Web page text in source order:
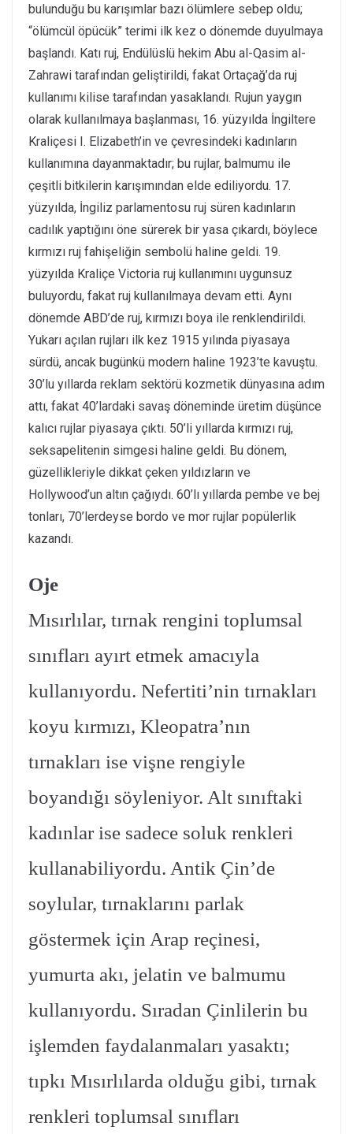
bulunduğu bu karışımlar bazı ölümlere sebep oldu;
“ölümcül öpücük” terimi ilk kez o dönemde duyulmaya
başlandı. Katı ruj, Endülüslü hekim Abu al-Qasim al-
Zahrawi tarafından geliştirildi, fakat Ortaçağ’da ruj
kullanımı kilise tarafından yasaklandı. Rujun yaygın
olarak kullanılmaya başlanması, 16. yüzyılda İngiltere
Kraliçesi I. Elizabeth’in ve çevresindeki kadınların
kullanımına dayanmaktadır; bu rujlar, balmumu ile
çeşitli bitkilerin karışımından elde ediliyordu. 17.
yüzyılda, İngiliz parlamentosu ruj süren kadınların
cadılık yaptığını öne sürerek bir yasa çıkardı, böylece
kırmızı ruj fahişeliğin sembolü haline geldi. 19.
yüzyılda Kraliçe Victoria ruj kullanımını uygunsuz
buluyordu, fakat ruj kullanılmaya devam etti. Aynı
dönemde ABD’de ruj, kırmızı boya ile renklendirildi.
Yukarı açılan rujları ilk kez 1915 yılında piyasaya
sürdü, ancak bugünkü modern haline 1923’te kavuştu.
30’lu yıllarda reklam sektörü kozmetik dünyasına adım
attı, fakat 40’lardaki savaş döneminde üretim düşünce
kalıcı rujlar piyasaya çıktı. 50’li yıllarda kırmızı ruj,
seksapelitenin simgesi haline geldi. Bu dönem,
güzellikleriyle dikkat çeken yıldızların ve
Hollywood’un altın çağıydı. 60’lı yıllarda pembe ve bej
tonları, 70’lerdeyse bordo ve mor rujlar popülerlik
kazandı.
Oje
Mısırlılar, tırnak rengini toplumsal
sınıfları ayırt etmek amacıyla
kullanıyordu. Nefertiti’nin tırnakları
koyu kırmızı, Kleopatra’nın
tırnakları ise vişne rengiyle
boyandığı söyleniyor. Alt sınıftaki
kadınlar ise sadece soluk renkleri
kullanabiliyordu. Antik Çin’de
soylular, tırnaklarını parlak
göstermek için Arap reçinesi,
yumurta akı, jelatin ve balmumu
kullanıyordu. Sıradan Çinlilerin bu
işlemden faydalanmaları yasaktı;
tıpkı Mısırlılarda olduğu gibi, tırnak
renkleri toplumsal sınıfları